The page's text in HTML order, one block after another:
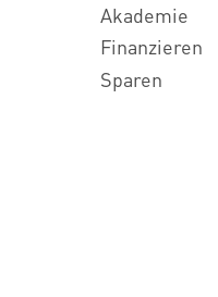
Akademie
Finanzieren
Sparen